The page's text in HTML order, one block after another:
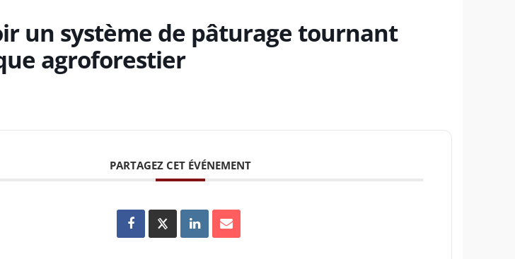
un système de pâturage tournant
agroforestier
PARTAGEZ CET ÉVÉNEMENT